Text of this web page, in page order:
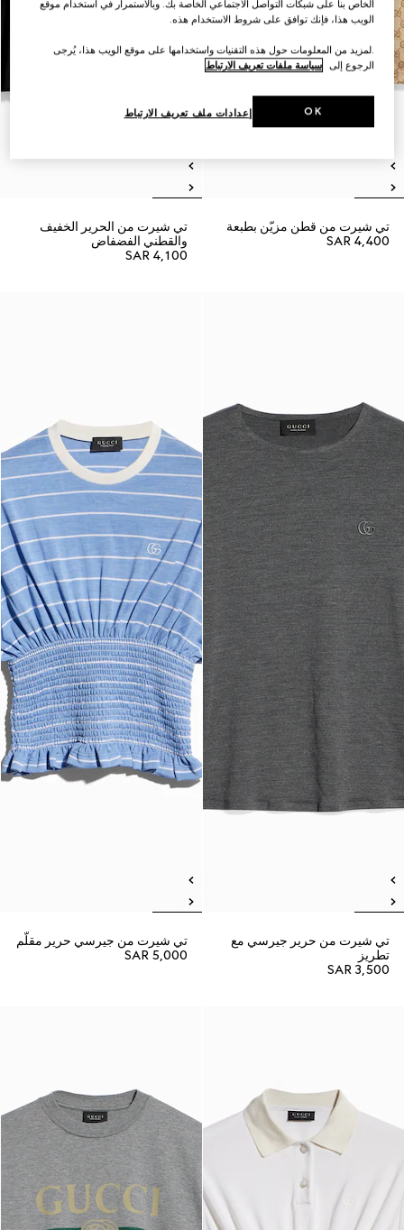
تي شيرت من قطن مزيّن بطبعة
SAR 4,400
تي شيرت من الحرير الخفيف
والقطني الفضفاض
SAR 4,100
تي شيرت من حرير جيرسي مع
تطريز
SAR 3,500
تي شيرت من جيرسي حرير مقلّم
SAR 5,000
الخاص بنا على شبكات التواصل الاجتماعي الخاصة بك. وبالاستمرار في استخدام موقع
الويب هذا، فإنك توافق على شروط الاستخدام هذه.
.لمزيد من المعلومات حول هذه التقنيات واستخدامها على موقع الويب هذا، يُرجى
الرجوع إلى سياسة ملفات تعريف الارتباط
إعدادات ملف تعريف الارتباط OK